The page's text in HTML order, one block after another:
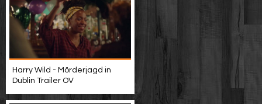
Harry Wild - Mörderjagd in
Dublin Trailer OV